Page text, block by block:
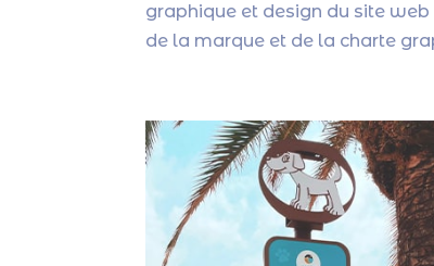
graphique et design du site web
de la marque et de la charte